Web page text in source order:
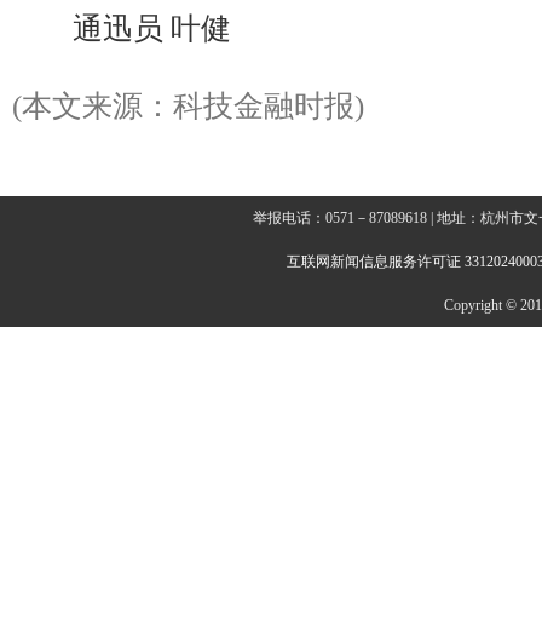
通迅员 叶健
(本文来源：科技金融时报)
举报电话：0571－87089618 | 地址：杭州市
互联网新闻信息服务许可证
Copyright ©